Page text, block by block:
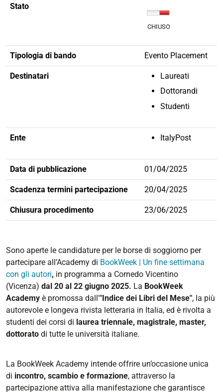
Stato
CHIUSO
Tipologia di bando Evento Placement
Destinatari
Laureati
Dottorandi
Studenti
Ente ItalyPost
Data di pubblicazione 01/04/2025
Scadenza termini partecipazione 20/04/2025
Chiusura procedimento 23/06/2025
Sono aperte le candidature per le borse di soggiorno per
partecipare all’Academy di BookWeek | Un fine settimana
con gli autori, in programma a Cornedo Vicentino
(Vicenza) dal 20 al 22 giugno 2025. La BookWeek
Academy è promossa dall'"Indice dei Libri del Mese", la più
autorevole e longeva rivista letteraria in Italia, ed è rivolta a
studenti dei corsi di laurea triennale, magistrale, master,
dottorato di tutte le università italiane.
La BookWeek Academy intende offrire un’occasione unica
di incontro, scambio e formazione, attraverso la
partecipazione attiva alla manifestazione che garantisce